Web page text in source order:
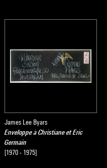
James Lee Byars
Enveloppe à Christiane et Eric
Germain
[1970 - 1975]